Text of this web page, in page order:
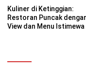
Kuliner di Ketinggian:
Restoran Puncak
View dan Menu Istimewa